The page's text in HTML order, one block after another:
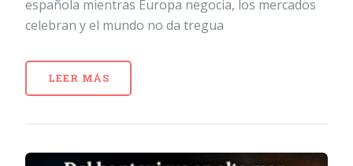
española mientras Europa negocia, los mercados
celebran y el mundo no da tregua
LEER MÁS